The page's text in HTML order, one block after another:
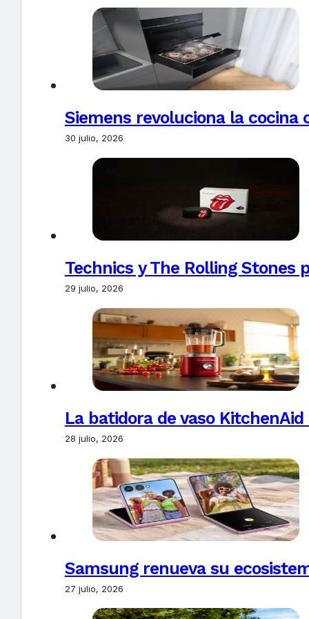
Siemens revoluciona la
30 julio, 2026
Technics y The Rolling Stones
29 julio, 2026
La batidora de vaso
28 julio, 2026
Samsung renueva su
27 julio, 2026